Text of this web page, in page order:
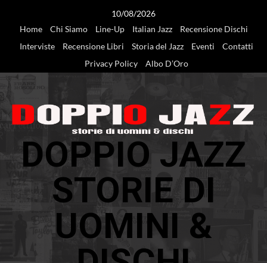
10/08/2026
Home
Chi Siamo Line-Up Italian Jazz
Recensione Dischi
Interviste
Recensione Libri Storia del Jazz Eventi
Contatti
Privacy Policy
Albo D’Oro
DOPPIO JAZZ
STORIE DI
UOMINI &